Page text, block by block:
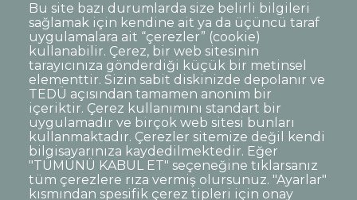
Bu site bazı durumlarda size belirli bilgileri
sağlamak için kendine ait ya da üçüncü taraf
uygulamalara ait “çerezler” (cookie)
kullanabilir. Çerez, bir web sitesinin
tarayıcınıza gönderdiği küçük bir metinsel
elementtir. Sizin sabit diskinizde depolanır ve
TEDÜ açısından tamamen anonim bir
içeriktir. Çerez kullanımını standart bir
uygulamadır ve birçok web sitesi bunları
kullanmaktadır. Çerezler sitemize değil kendi
bilgisayarınıza kaydedilmektedir. Eğer
"TÜMÜNÜ KABUL ET" seçeneğine tıklarsanız
tüm çerezlere rıza vermiş olursunuz. "Ayarlar"
kısmından spesifik çerez tipleri için onay
Dipnot
Sıkça Sorulan Sorular
Kişisel Verilerin Korunması
Gizlilik Politikası
Sorumluluk Reddi
Açık Rıza
Kurumsal Kimlik